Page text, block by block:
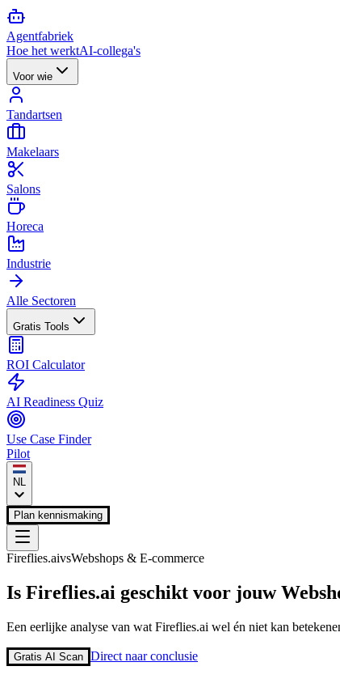
Agentfabriek
Hoe het werktAI-collega's
Voor wie
Tandartsen
Makelaars
Salons
Horeca
Industrie
Alle Sectoren
Gratis Tools
ROI Calculator
AI Readiness Quiz
Use Case Finder
Pilot
NL
Plan kennismaking
Fireflies.aivsWebshops & E-commerce
Is Fireflies.ai geschikt voor jouw
Een eerlijke analyse van wat Fireflies.ai wel én niet kan
Gratis AI Scan Direct naar conclusie